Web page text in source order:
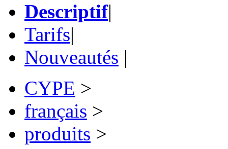
Descriptif|
Tarifs|
Nouveautés |
CYPE >
français >
produits >